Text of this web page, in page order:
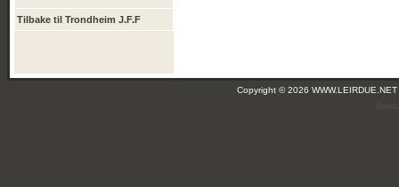
Tilbake til Trondheim J.F.F
Copyright © 2026